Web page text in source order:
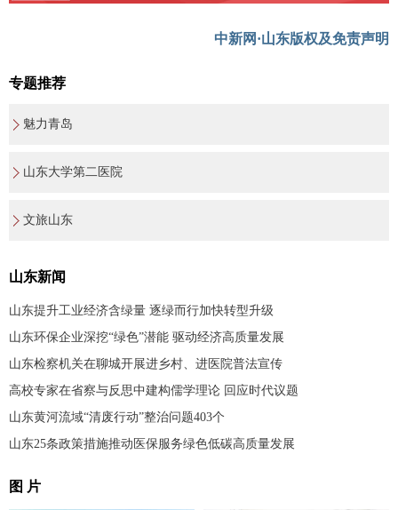
中新网·山东版权及免责声明
专题推荐
魅力青岛
山东大学第二医院
文旅山东
山东新闻
山东提升工业经济含绿量 逐绿而行加快转型升级
山东环保企业深挖“绿色”潜能 驱动经济高质量发展
山东检察机关在聊城开展进乡村、进医院普法宣传
高校专家在省察与反思中建构儒学理论 回应时代议题
山东黄河流域“清废行动”整治问题403个
山东25条政策措施推动医保服务绿色低碳高质量发展
图 片